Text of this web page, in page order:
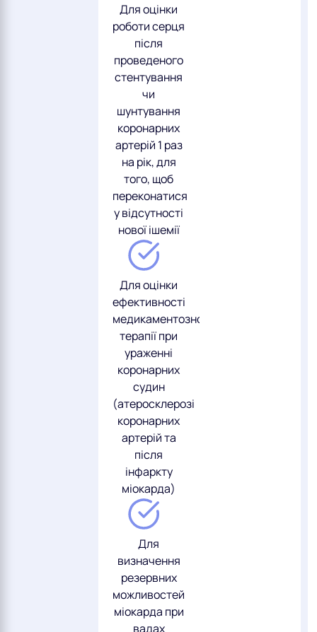
Для оцінки
роботи серця
після
проведеного
стентування
чи
шунтування
коронарних
артерій 1 раз
на рік, для
того, щоб
переконатися
у відсутності
нової ішемії
Для оцінки
ефективності
медикаментозної
терапії при
ураженні
коронарних
судин
(атеросклерозі
коронарних
артерій та
після
інфаркту
міокарда)
Для
визначення
резервних
можливостей
міокарда при
вадах